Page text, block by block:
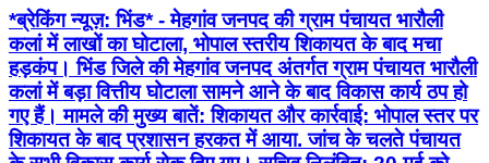
*ब्रेकिंग न्यूज़: भिंड* - मेहगांव जनपद की ग्राम पंचायत भारौली
कलां में लाखों का घोटाला, भोपाल स्तरीय शिकायत के बाद मचा
हड़कंप। भिंड जिले की मेहगांव जनपद अंतर्गत ग्राम पंचायत भारौली
कलां में बड़ा वित्तीय घोटाला सामने आने के बाद विकास कार्य ठप हो
गए हैं। मामले की मुख्य बातें: शिकायत और कार्रवाई: भोपाल स्तर पर
शिकायत के बाद प्रशासन हरकत में आया. जांच के चलते पंचायत